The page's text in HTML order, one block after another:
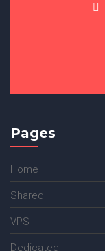
Pages
Home
Shared
VPS
Dedicated